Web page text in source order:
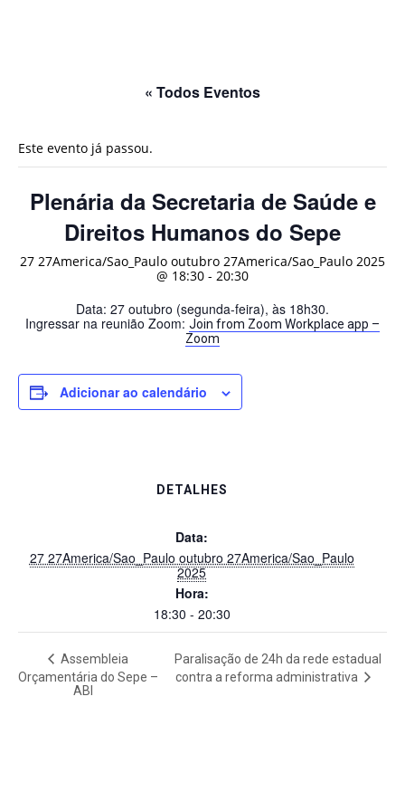
« Todos Eventos
Este evento já passou.
Plenária da Secretaria de Saúde e
Direitos Humanos do Sepe
27 27America/Sao_Paulo outubro 27America/Sao_Paulo 2025
@ 18:30 - 20:30
Data: 27 outubro (segunda-feira), às 18h30.
Ingressar na reunião Zoom: Join from Zoom Workplace app –
Zoom
Adicionar ao calendário
DETALHES
Data:
27 27America/Sao_Paulo outubro 27America/Sao_Paulo
2025
Hora:
18:30 - 20:30
Assembleia
Orçamentária do Sepe –
ABI
Paralisação de 24h da rede estadual
contra a reforma administrativa